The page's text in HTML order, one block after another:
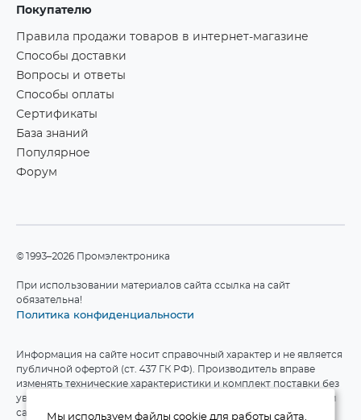
Покупателю
Правила продажи товаров в интернет-магазине
Способы доставки
Вопросы и ответы
Способы оплаты
Сертификаты
База знаний
Популярное
Форум
©1993–2026 Промэлектроника
При использовании материалов сайта ссылка на сайт
обязательна!
Политика конфиденциальности
Информация на сайте носит справочный характер и не является
публичной офертой (ст. 437 ГК РФ). Производитель вправе
изменять технические характеристики и комплект поставки без
уведомления. Актуальные данные приведены на официальном
сайте производителя.
Мы используем файлы cookie для работы сайта.